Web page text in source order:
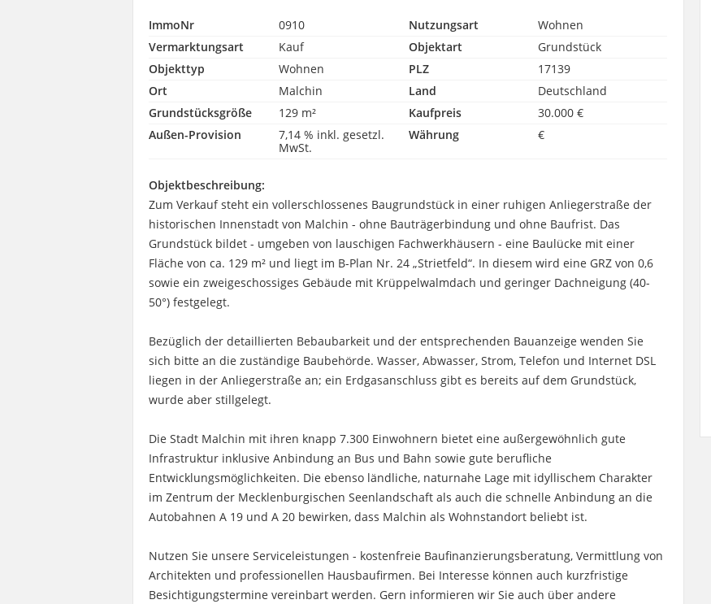
ImmoNr 0910 Nutzungsart
Wohnen
Vermarktungsart
Kauf Objektart
Grundstück
Objekttyp
Wohnen PLZ
17139
Ort
Malchin Land
Deutschland
Grundstücksgröße
129 m² Kaufpreis
30.000 €
Außen-Provision
7,14 % inkl. gesetzl.
MwSt.
Währung €
Objektbeschreibung:
Zum Verkauf steht ein vollerschlossenes Baugrundstück in einer ruhigen Anliegerstraße der
historischen Innenstadt von Malchin - ohne Bauträgerbindung und ohne Baufrist. Das
Grundstück bildet - umgeben von lauschigen Fachwerkhäusern - eine Baulücke mit einer
Fläche von ca. 129 m² und liegt im B-Plan Nr. 24 „Strietfeld“. In diesem wird eine GRZ von 0,6
sowie ein zweigeschossiges Gebäude mit Krüppelwalmdach und geringer Dachneigung (40-
50°) festgelegt.
Bezüglich der detaillierten Bebaubarkeit und der entsprechenden Bauanzeige wenden Sie
sich bitte an die zuständige Baubehörde. Wasser, Abwasser, Strom, Telefon und Internet DSL
liegen in der Anliegerstraße an; ein Erdgasanschluss gibt es bereits auf dem Grundstück,
wurde aber stillgelegt.
Die Stadt Malchin mit ihren knapp 7.300 Einwohnern bietet eine außergewöhnlich gute
Infrastruktur inklusive Anbindung an Bus und Bahn sowie gute berufliche
Entwicklungsmöglichkeiten. Die ebenso ländliche, naturnahe Lage mit idyllischem Charakter
im Zentrum der Mecklenburgischen Seenlandschaft als auch die schnelle Anbindung an die
Autobahnen A 19 und A 20 bewirken, dass Malchin als Wohnstandort beliebt ist.
Nutzen Sie unsere Serviceleistungen - kostenfreie Baufinanzierungsberatung, Vermittlung von
Architekten und professionellen Hausbaufirmen. Bei Interesse können auch kurzfristige
Besichtigungstermine vereinbart werden. Gern informieren wir Sie auch über andere